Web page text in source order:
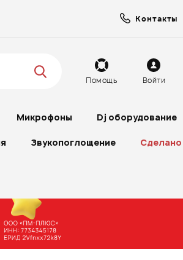
Контакты
Помощь Войти
Микрофоны Dj оборудование
Звукопоглощение